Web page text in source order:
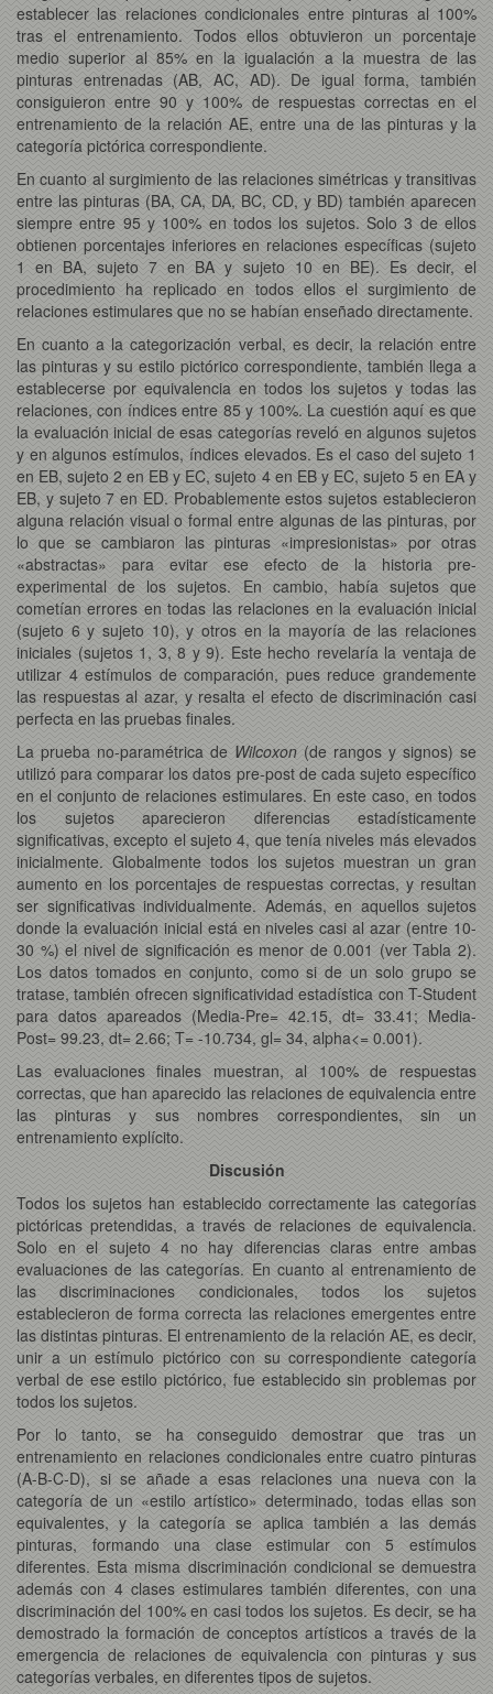
establecer las relaciones condicionales entre pinturas al 100%
tras el entrenamiento. Todos ellos obtuvieron un porcentaje
medio superior al 85% en la igualación a la muestra de las
pinturas entrenadas (AB, AC, AD). De igual forma, también
consiguieron entre 90 y 100% de respuestas correctas en el
entrenamiento de la relación AE, entre una de las pinturas y la
categoría pictórica correspondiente.
En cuanto al surgimiento de las relaciones simétricas y transitivas
entre las pinturas (BA, CA, DA, BC, CD, y BD) también aparecen
siempre entre 95 y 100% en todos los sujetos. Solo 3 de ellos
obtienen porcentajes inferiores en relaciones específicas (sujeto
1 en BA, sujeto 7 en BA y sujeto 10 en BE). Es decir, el
procedimiento ha replicado en todos ellos el surgimiento de
relaciones estimulares que no se habían enseñado directamente.
En cuanto a la categorización verbal, es decir, la relación entre
las pinturas y su estilo pictórico correspondiente, también llega a
establecerse por equivalencia en todos los sujetos y todas las
relaciones, con índices entre 85 y 100%. La cuestión aquí es que
la evaluación inicial de esas categorías reveló en algunos sujetos
y en algunos estímulos, índices elevados. Es el caso del sujeto 1
en EB, sujeto 2 en EB y EC, sujeto 4 en EB y EC, sujeto 5 en EA y
EB, y sujeto 7 en ED. Probablemente estos sujetos establecieron
alguna relación visual o formal entre algunas de las pinturas, por
lo que se cambiaron las pinturas «impresionistas» por otras
«abstractas» para evitar ese efecto de la historia pre-
experimental de los sujetos. En cambio, había sujetos que
cometían errores en todas las relaciones en la evaluación inicial
(sujeto 6 y sujeto 10), y otros en la mayoría de las relaciones
iniciales (sujetos 1, 3, 8 y 9). Este hecho revelaría la ventaja de
utilizar 4 estímulos de comparación, pues reduce grandemente
las respuestas al azar, y resalta el efecto de discriminación casi
perfecta en las pruebas finales.
La prueba no-paramétrica de Wilcoxon (de rangos y signos) se
utilizó para comparar los datos pre-post de cada sujeto específico
en el conjunto de relaciones estimulares. En este caso, en todos
los sujetos aparecieron diferencias estadísticamente
significativas, excepto el sujeto 4, que tenía niveles más elevados
inicialmente. Globalmente todos los sujetos muestran un gran
aumento en los porcentajes de respuestas correctas, y resultan
ser significativas individualmente. Además, en aquellos sujetos
donde la evaluación inicial está en niveles casi al azar (entre 10-
30 %) el nivel de significación es menor de 0.001 (ver Tabla 2).
Los datos tomados en conjunto, como si de un solo grupo se
tratase, también ofrecen significatividad estadística con T-Student
para datos apareados (Media-Pre= 42.15, dt= 33.41; Media-
Post= 99.23, dt= 2.66; T= -10.734, gl= 34, alpha<= 0.001).
Las evaluaciones finales muestran, al 100% de respuestas
correctas, que han aparecido las relaciones de equivalencia entre
las pinturas y sus nombres correspondientes, sin un
entrenamiento explícito.
Discusión
Todos los sujetos han establecido correctamente las categorías
pictóricas pretendidas, a través de relaciones de equivalencia.
Solo en el sujeto 4 no hay diferencias claras entre ambas
evaluaciones de las categorías. En cuanto al entrenamiento de
las discriminaciones condicionales, todos los sujetos
establecieron de forma correcta las relaciones emergentes entre
las distintas pinturas. El entrenamiento de la relación AE, es decir,
unir a un estímulo pictórico con su correspondiente categoría
verbal de ese estilo pictórico, fue establecido sin problemas por
todos los sujetos.
Por lo tanto, se ha conseguido demostrar que tras un
entrenamiento en relaciones condicionales entre cuatro pinturas
(A-B-C-D), si se añade a esas relaciones una nueva con la
categoría de un «estilo artístico» determinado, todas ellas son
equivalentes, y la categoría se aplica también a las demás
pinturas, formando una clase estimular con 5 estímulos
diferentes. Esta misma discriminación condicional se demuestra
además con 4 clases estimulares también diferentes, con una
discriminación del 100% en casi todos los sujetos. Es decir, se ha
demostrado la formación de conceptos artísticos a través de la
emergencia de relaciones de equivalencia con pinturas y sus
categorías verbales, en diferentes tipos de sujetos.